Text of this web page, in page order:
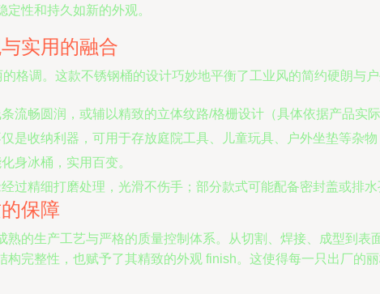
性和持久如新的外观。
实用的融合
的格调。这款不锈钢桶的设计巧妙地平衡了工业风的简约硬朗与户
条流畅圆润，或辅以精致的立体纹路/格栅设计（具体依据产品实
仅是收纳利器，可用于存放庭院工具、儿童玩具、户外坐垫等杂
身冰桶，实用百变。
经过精细打磨处理，光滑不伤手；部分款式可能配备密封盖或排
保障
熟的生产工艺与严格的质量控制体系。从切割、焊接、成型到
构完整性，也赋予了其精致的外观 finish。这使得每一只出厂的